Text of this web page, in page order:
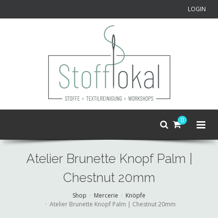
LOGIN
0
Atelier Brunette Knopf Palm |
Chestnut 20mm
Shop Mercerie
Knöpfe
Atelier Brunette Knopf Palm | Chestnut 20mm